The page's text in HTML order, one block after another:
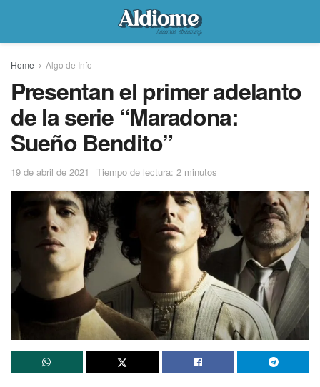
Home Algo de Info
Presentan el primer adelanto
de la serie “Maradona:
Sueño Bendito”
19 de abril de 2021 Tiempo de lectura: 2 minutos